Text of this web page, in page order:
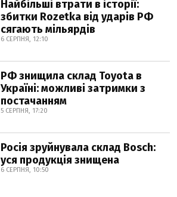
Найбільші втрати в історії:
збитки Rozetka від ударів РФ
сягають мільярдів
6 СЕРПНЯ, 12:10
РФ знищила склад Toyota в
Україні: можливі затримки з
постачанням
5 СЕРПНЯ, 17:20
Росія зруйнувала склад Bosch:
уся продукція знищена
6 СЕРПНЯ, 10:50